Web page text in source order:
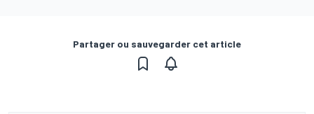
Partager ou sauvegarder cet article